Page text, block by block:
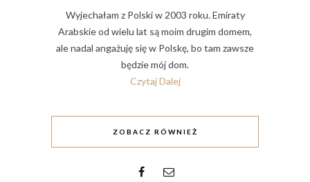
Wyjechałam z Polski w 2003 roku. Emiraty
Arabskie od wielu lat są moim drugim domem,
ale nadal angażuję się w Polskę, bo tam zawsze
będzie mój dom.
Czytaj Dalej
ZOBACZ RÓWNIEŻ